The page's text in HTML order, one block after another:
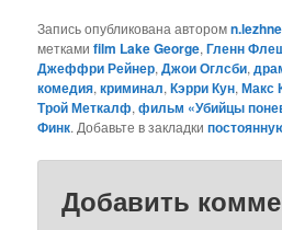
Запись опубликована автором
меткамиfilm Lake George,Гленн
Джеффри Рейнер,Джои Оглсби,
комедия,криминал,Кэрри Кун,Макс
Трой Меткалф,фильм «Убийцы
Финк. Добавьте в закладки
Добавить